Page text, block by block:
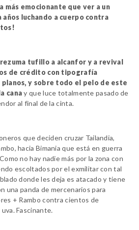
más emocionante que ver a un
luchando a cuerpo contra
rezuma tufillo a alcanfor y a revival
de crédito con tipografía
planos, y sobre todo el pelo de este
canay que luce totalmente pasado de
al final de la cinta.
que deciden cruzar Tailandia,
hacia Bimania que está en guerra
no hay nadie más por la zona con
escoltados por el exmilitar con tal
donde les deja es atacado y tiene
una panda de mercenarios para
+ Rambo contra cientos de
Fascinante.